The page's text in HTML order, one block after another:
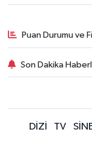
Puan Durumu ve
Son Dakika
DİZİ TV